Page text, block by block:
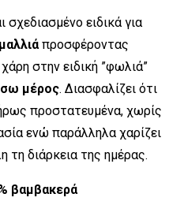
σχεδιασμένο ειδικά για
προσφέροντας
στην ειδική ”φωλιά”
μέρος. Διασφαλίζει ότι
προστατευμένα, χωρίς
ενώ παράλληλα χαρίζει
τη διάρκεια της ημέρας.
βαμβακερά